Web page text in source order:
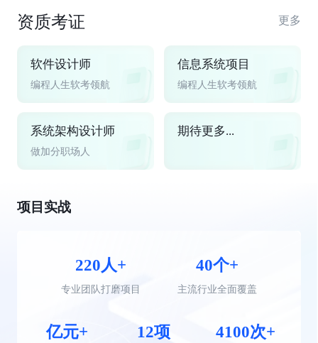
资质考证 更多
软件设计师
编程人生软考领航
信息系统项目
编程人生软考领航
系统架构设计师
做加分职场人
期待更多...
项目实战
220人+
专业团队打磨项目
40个+
主流行业全面覆盖
亿元+ 12项 4100次+